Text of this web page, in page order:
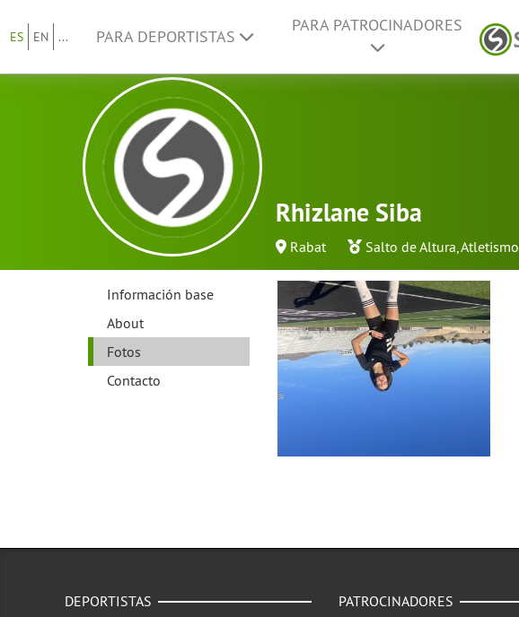
ES EN ... PARA DEPORTISTAS
PARA PATROCINADORES
Rhizlane Siba
Rabat Salto de Altura,Atletismo
Información base
About
Fotos
Contacto
DEPORTISTAS PATROCINADORES